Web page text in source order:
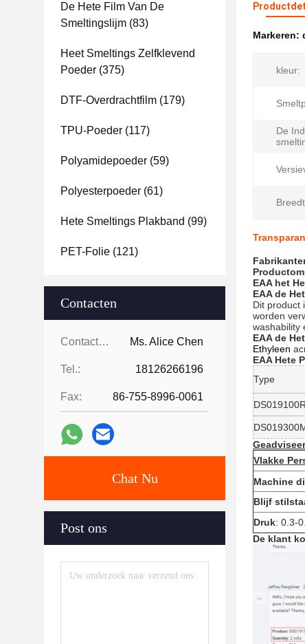
De Hete Film Van De
Smeltingslijm (83)
Heet Smeltings Zelfklevend
Poeder (375)
DTF-Overdrachtfilm (179)
TPU-Poeder (117)
Polyamidepoeder (59)
Polyesterpoeder (61)
Hete Smeltings Plakband (99)
PET-Folie (121)
Contacten
Contacten: Ms. Alice Chen
Tel.: 18126266196
Fax: 86-755-8996-0061
Chat Nu
Post ons
Markeren:
kleur:
De
EAA het
EAA de
Dit product
worden
washability
EAA de
Ethyleen
EAA Hete
Type
DS019100R
Vlakke
Machine
Blijf
Druk: 0.3-
De klant